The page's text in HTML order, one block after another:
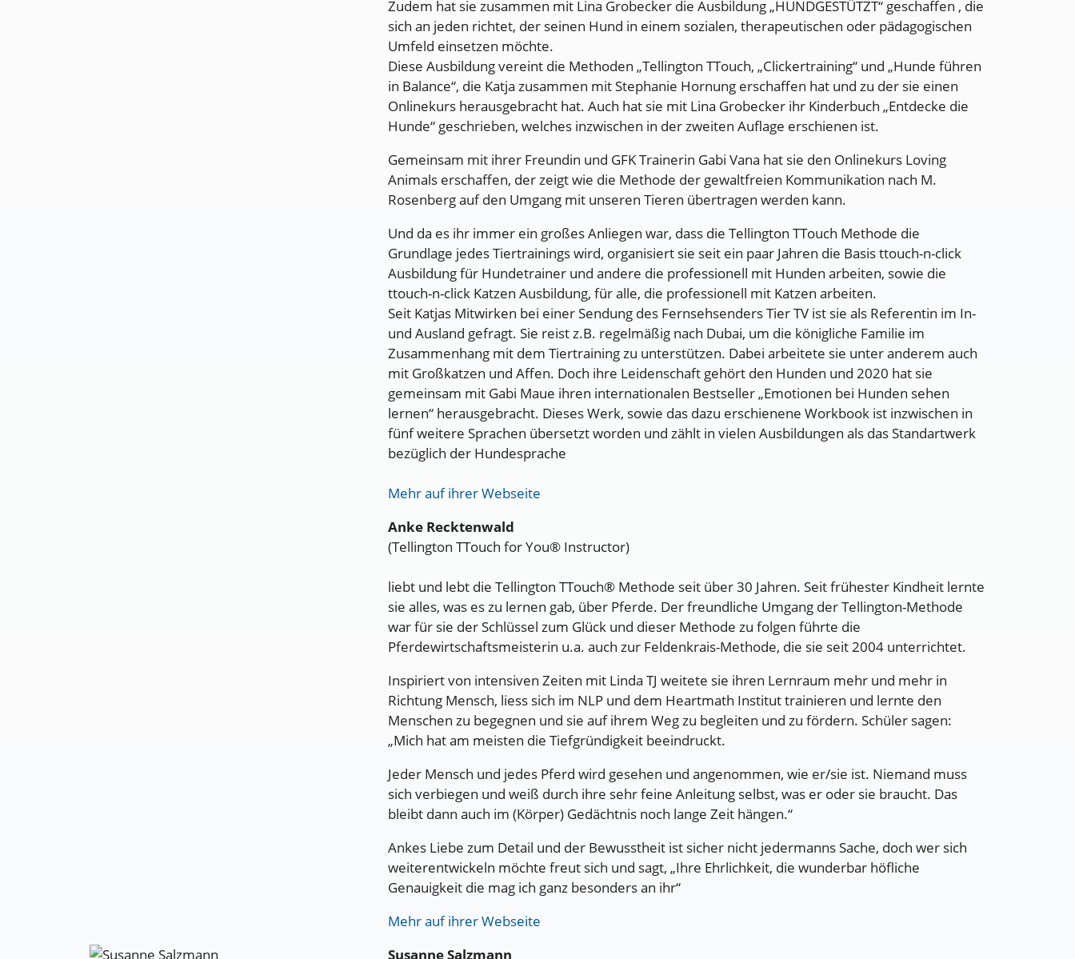
Zudem hat sie zusammen mit Lina Grobecker die Ausbildung „HUNDGESTÜTZT“ geschaffen , die
sich an jeden richtet, der seinen Hund in einem sozialen, therapeutischen oder pädagogischen
Umfeld einsetzen möchte.
Diese Ausbildung vereint die Methoden „Tellington TTouch, „Clickertraining“ und „Hunde führen
in Balance“, die Katja zusammen mit Stephanie Hornung erschaffen hat und zu der sie einen
Onlinekurs herausgebracht hat. Auch hat sie mit Lina Grobecker ihr Kinderbuch „Entdecke die
Hunde“ geschrieben, welches inzwischen in der zweiten Auflage erschienen ist.
Gemeinsam mit ihrer Freundin und GFK Trainerin Gabi Vana hat sie den Onlinekurs Loving
Animals erschaffen, der zeigt wie die Methode der gewaltfreien Kommunikation nach M.
Rosenberg auf den Umgang mit unseren Tieren übertragen werden kann.
Und da es ihr immer ein großes Anliegen war, dass die Tellington TTouch Methode die
Grundlage jedes Tiertrainings wird, organisiert sie seit ein paar Jahren die Basis ttouch-n-click
Ausbildung für Hundetrainer und andere die professionell mit Hunden arbeiten, sowie die
ttouch-n-click Katzen Ausbildung, für alle, die professionell mit Katzen arbeiten.
Seit Katjas Mitwirken bei einer Sendung des Fernsehsenders Tier TV ist sie als Referentin im In-
und Ausland gefragt. Sie reist z.B. regelmäßig nach Dubai, um die königliche Familie im
Zusammenhang mit dem Tiertraining zu unterstützen. Dabei arbeitete sie unter anderem auch
mit Großkatzen und Affen. Doch ihre Leidenschaft gehört den Hunden und 2020 hat sie
gemeinsam mit Gabi Maue ihren internationalen Bestseller „Emotionen bei Hunden sehen
lernen“ herausgebracht. Dieses Werk, sowie das dazu erschienene Workbook ist inzwischen in
fünf weitere Sprachen übersetzt worden und zählt in vielen Ausbildungen als das Standartwerk
bezüglich der Hundesprache
Mehr auf ihrer Webseite
Anke Recktenwald
(Tellington TTouch for You® Instructor)
liebt und lebt die Tellington TTouch® Methode seit über 30 Jahren. Seit frühester Kindheit lernte
sie alles, was es zu lernen gab, über Pferde. Der freundliche Umgang der Tellington-Methode
war für sie der Schlüssel zum Glück und dieser Methode zu folgen führte die
Pferdewirtschaftsmeisterin u.a. auch zur Feldenkrais-Methode, die sie seit 2004 unterrichtet.
Inspiriert von intensiven Zeiten mit Linda TJ weitete sie ihren Lernraum mehr und mehr in
Richtung Mensch, liess sich im NLP und dem Heartmath Institut trainieren und lernte den
Menschen zu begegnen und sie auf ihrem Weg zu begleiten und zu fördern. Schüler sagen:
„Mich hat am meisten die Tiefgründigkeit beeindruckt.
Jeder Mensch und jedes Pferd wird gesehen und angenommen, wie er/sie ist. Niemand muss
sich verbiegen und weiß durch ihre sehr feine Anleitung selbst, was er oder sie braucht. Das
bleibt dann auch im (Körper) Gedächtnis noch lange Zeit hängen.“
Ankes Liebe zum Detail und der Bewusstheit ist sicher nicht jedermanns Sache, doch wer sich
weiterentwickeln möchte freut sich und sagt, „Ihre Ehrlichkeit, die wunderbar höfliche
Genauigkeit die mag ich ganz besonders an ihr“
Mehr auf ihrer Webseite
Susanne Salzmann